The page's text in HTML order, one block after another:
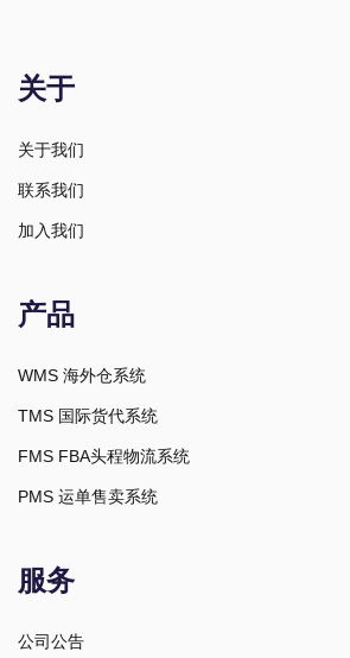
关于
关于我们
联系我们
加入我们
产品
WMS 海外仓系统
TMS 国际货代系统
FMS FBA头程物流系统
PMS 运单售卖系统
服务
公司公告